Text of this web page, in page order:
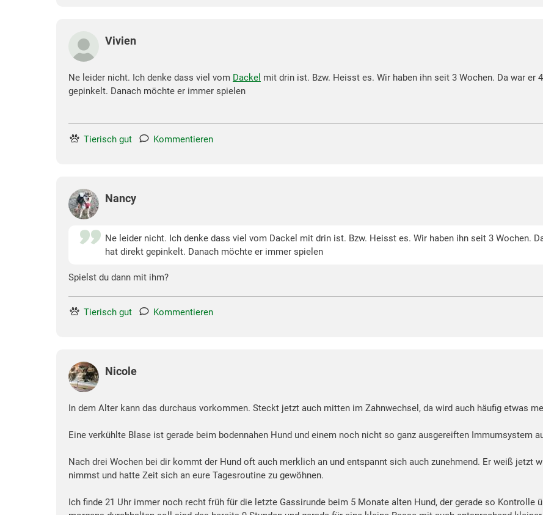
Vivien
Ne leider nicht. Ich denke dass viel vom Dackel mit drin ist. Bzw. Heisst es. Wir haben ihn seit 3 Wochen. Da war
gepinkelt. Danach möchte er immer spielen
Tierisch gut Kommentieren
Nancy
Ne leider nicht. Ich denke dass viel vom Dackel mit drin ist. Bzw. Heisst es. Wir haben ihn seit 3 Wochen.
hat direkt gepinkelt. Danach möchte er immer spielen
Spielst du dann mit ihm?
Tierisch gut Kommentieren
Nicole
In dem Alter kann das durchaus vorkommen. Steckt jetzt auch mitten im Zahnwechsel, da wird auch häufig etwas
Eine verkühlte Blase ist gerade beim bodennahen Hund und einem noch nicht so ganz ausgereiften Immumsystem
Nach drei Wochen bei dir kommt der Hund oft auch merklich an und entspannt sich auch zunehmend. Er weiß jetzt
nimmst und hatte Zeit sich an eure Tagesroutine zu gewöhnen.
Ich finde 21 Uhr immer noch recht früh für die letzte Gassirunde beim 5 Monate alten Hund, der gerade so Kontrolle